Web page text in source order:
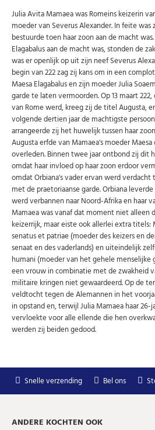
Abonneer u op onze
Schrijf u in voor onze gratis
wekelijks een overzicht van de
speciale
email
U kunt zich op elk moment weer
Uw gegevens worden niet
Niet meer opnieuw
Julia Avita Mamaea was Romeins keizerin
moeder van Severus Alexander. In feite
bestuurde toen haar zoon aan de macht was.
Elagabalus aan de macht was, stonden de
was er openlijk op uit zijn neef Severus
begin van 222 zag zij kans om in een
Maesa Elagabalus en zijn moeder Julia
garde te laten vermoorden. Op 13 maart
van Rome werd, kreeg zij de titel Augusta,
volgende dertien jaar de machtigste
arrangeerde zij het huwelijk tussen haar
Augusta erfde van Mamaea's moeder
overleden. Binnen twee jaar ontbond zij dit
omdat haar invloed op haar zoon erdoor
omdat Orbiana's vader ervan werd verdacht
met de praetoriaanse garde. Orbiana
werd verbannen naar Noord-Afrika en haar
Mamaea was vanaf dat moment niet alleen
keizerrijk, maar eiste ook allerlei extra
senatus et patriae (moeder des keizers en
senaat en des vaderlands) en uiteindelijk
humani (moeder van het gehele menselijke
een vrouw in combinatie met de zwakheid
militaire kringen niet gewaardeerd. Op de
veldtocht tegen de Alemannen in het
in opstand en, terwijl Julia Mamaea haar 26-
vervloekte voor alle ellende die hen
werden zij beiden gedood.
Snelle verzending Bel ons
ANDERE KOCHTEN OOK